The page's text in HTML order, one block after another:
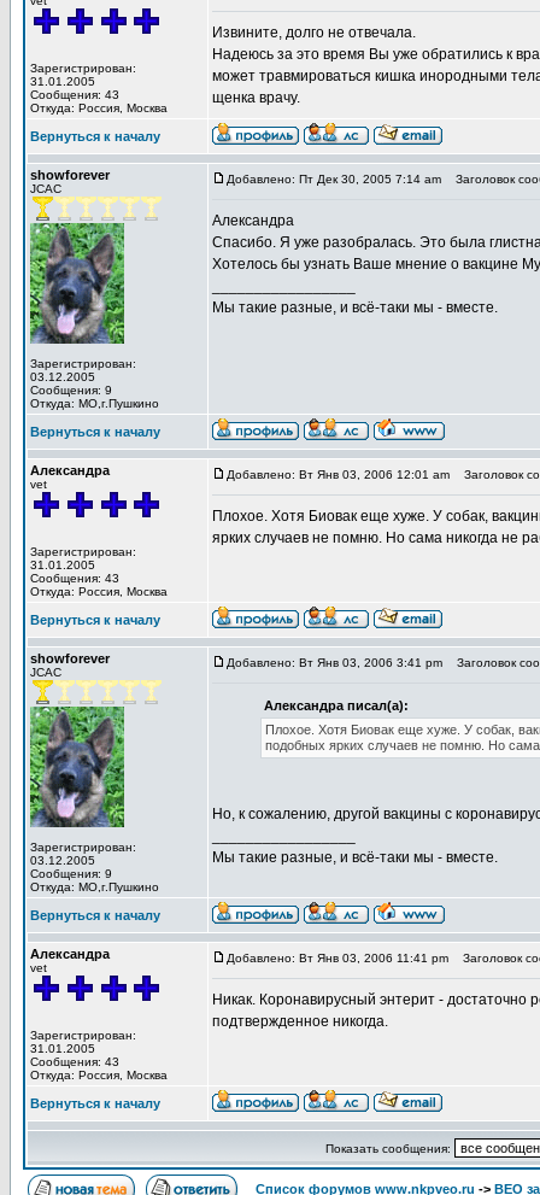
Зарегистрирован:
31.01.2005
Сообщения: 43
Откуда: Россия, Москва
Извините, долго не отвечала.
Надеюсь за это время Вы уже обратились к
может травмироваться кишка инородными
щенка врачу.
Вернуться к началу
showforever
JCAC
Зарегистрирован:
03.12.2005
Сообщения: 9
Откуда: МО,г.Пушкино
Добавлено: Пт Дек 30, 2005 7:14 am Заголовок
Александра
Спасибо. Я уже разобралась. Это была
Хотелось бы узнать Ваше мнение о вакцине
Мы такие разные, и всё-таки мы - вместе.
Вернуться к началу
Александра
vet
Зарегистрирован:
31.01.2005
Сообщения: 43
Откуда: Россия, Москва
Добавлено: Вт Янв 03, 2006 12:01 am Заголовок
Плохое. Хотя Биовак еще хуже. У собак,
ярких случаев не помню. Но сама никогда не
Вернуться к началу
showforever
JCAC
Зарегистрирован:
03.12.2005
Сообщения: 9
Откуда: МО,г.Пушкино
Добавлено: Вт Янв 03, 2006 3:41 pm Заголовок
Александра писал(а):
Плохое. Хотя Биовак еще хуже. У собак,
подобных ярких случаев не помню. Но
Но, к сожалению, другой вакцины с
Мы такие разные, и всё-таки мы - вместе.
Вернуться к началу
Александра
vet
Зарегистрирован:
31.01.2005
Сообщения: 43
Откуда: Россия, Москва
Добавлено: Вт Янв 03, 2006 11:41 pm Заголовок
Никак. Коронавирусный энтерит - достаточно
подтвержденное никогда.
Вернуться к началу
Показать сообщения:
Список форумов www.nkpveo.ru -> ВЕО